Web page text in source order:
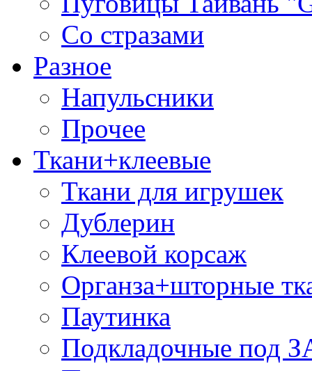
Со стразами
Разное
Напульсники
Прочее
Ткани+клеевые
Ткани для игрушек
Дублерин
Клеевой корсаж
Органза+шторные
Паутинка
Подкладочные под